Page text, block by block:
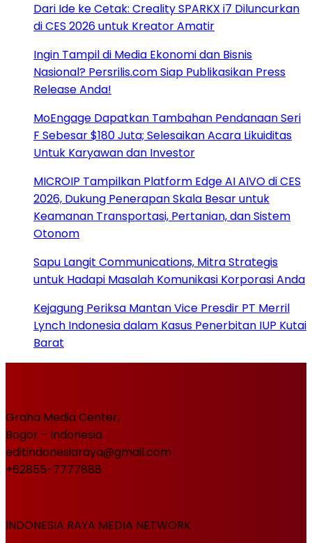
Dari Ide ke Cetak: Creality SPARKX i7 Diluncurkan
di CES 2026 untuk Kreator Amatir
Ingin Tampil di Media Ekonomi dan Bisnis
Nasional? Persrilis.com Siap Publikasikan Press
Release Anda!
MoEngage Dapatkan Tambahan Pendanaan Seri
F Sebesar $180 Juta; Selesaikan Acara Likuiditas
Untuk Karyawan dan Investor
MICROIP Tampilkan Platform Edge AI AIVO di CES
2026, Dukung Penerapan Skala Besar untuk
Keamanan Transportasi, Pertanian, dan Sistem
Otonom
Sapu Langit Communications, Mitra Strategis
untuk Hadapi Masalah Komunikasi Korporasi Anda
Kejagung Periksa Mantan Vice Presdir PT Merril
Lynch Indonesia dalam Kasus Penerbitan IUP Kutai
Barat
Graha Media Center,
Bogor - Indonesia
editindonesiaraya@gmail.com
+62855-7777888
INDONESIA RAYA MEDIA NETWORK